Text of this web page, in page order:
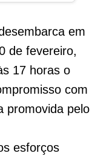
em
de fevereiro,
17 horas o
com
promovida pelo
esforços